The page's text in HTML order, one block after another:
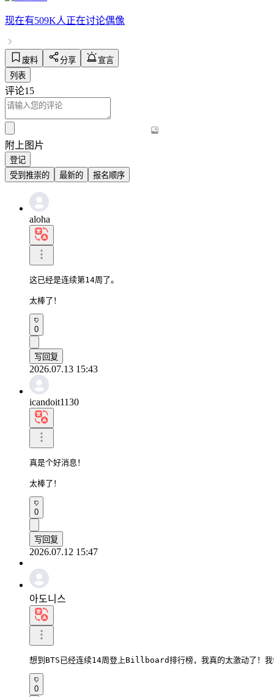
现在有509K人正在讨论偶像
废料 分享
宣言
列表
评论15
附上图片
登记
受到推崇的
最新的 报名顺序
aloha
这已经是连续第14周了。
太棒了！
0
写回复
2026.07.13 15:43
icandoit1130
真是个好消息！
太棒了！
0
写回复
2026.07.12 15:47
아도니스
想到BTS已经连续14周登上Billboard排行榜，我真的太激动了！
0